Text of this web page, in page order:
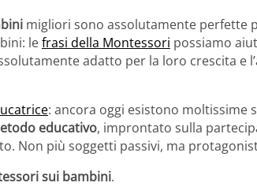
migliori sono assolutamente perfette
lefrasi della Montessori possiamo
adatto per la loro crescita e
: ancora oggi esistono moltissime
educativo, improntato sulla
Non più soggetti passivi, ma
sui bambini.